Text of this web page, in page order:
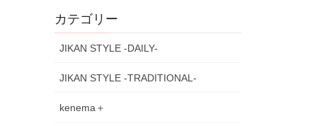
カテゴリー
JIKAN STYLE -DAILY-
JIKAN STYLE -TRADITIONAL-
kenema＋